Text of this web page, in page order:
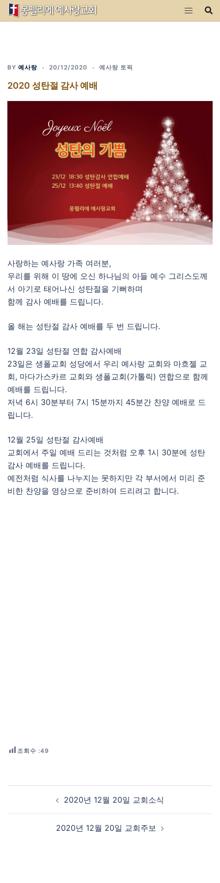
Skip
BY 예사랑 20/12/2020 예사랑 토픽
2020 성탄절 감사 예배
사랑하는 예사랑 가족 여러분,
우리를 위해 이 땅에 오신 하나님의 아들 예수 그리스도께
서 아기로 태어나신 성탄절을 기뻐하며
함께 감사 예배를 드립니다.
올 해는 성탄절 감사 예배를 두 번 드립니다.
12월 23일 성탄절 연합 감사예배
23일은 생폴교회 성당에서 우리 예사랑 교회와 마흐젤 교
회, 마다가스카르 교회와 생폴교회(가톨릭) 연합으로 함께
예배를 드립니다.
저녁 6시 30분부터 7시 15분까지 45분간 찬양 예배로 드
립니다.
12월 25일 성탄절 감사예배
교회에서 주일 예배 드리는 것처럼 오후 1시 30분에 성탄
감사 예배를 드립니다.
예전처럼 식사를 나누지는 못하지만 각 부서에서 미리 준
비한 찬양을 영상으로 준비하여 드리려고 합니다.
조회수 :49
Post navigation
2020년 12월 20일 교회소식
2020년 12월 20일 교회주보